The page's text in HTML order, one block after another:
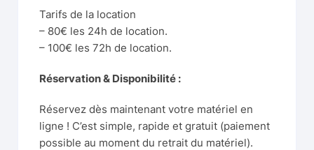
Tarifs de la location
– 80€ les 24h de location.
– 100€ les 72h de location.
Réservation & Disponibilité :
Réservez dès maintenant votre matériel en
ligne ! C’est simple, rapide et gratuit (paiement
possible au moment du retrait du matériel).